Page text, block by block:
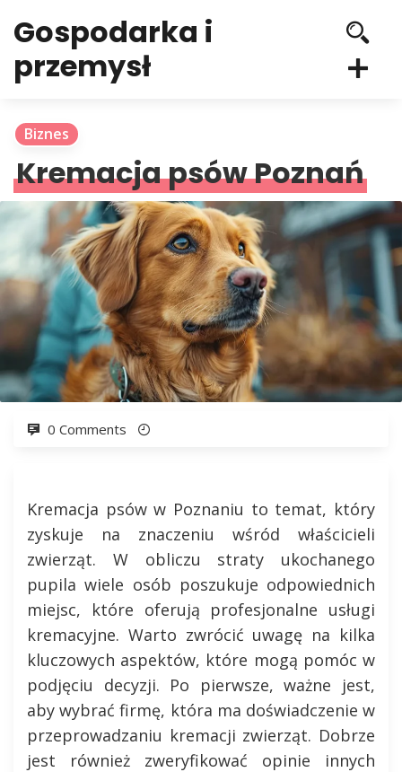
Gospodarka i
przemysł
Biznes
Kremacja psów Poznań
0 Comments
Kremacja psów w Poznaniu to temat, który
zyskuje na znaczeniu wśród właścicieli
zwierząt. W obliczu straty ukochanego
pupila wiele osób poszukuje odpowiednich
miejsc, które oferują profesjonalne usługi
kremacyjne. Warto zwrócić uwagę na kilka
kluczowych aspektów, które mogą pomóc w
podjęciu decyzji. Po pierwsze, ważne jest,
aby wybrać firmę, która ma doświadczenie w
przeprowadzaniu kremacji zwierząt. Dobrze
jest również zweryfikować opinie innych